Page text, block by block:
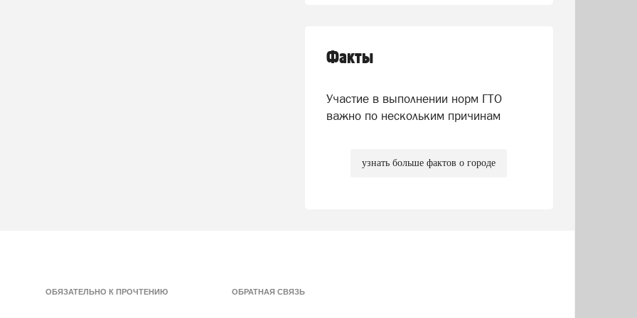
Факты
Участие в выполнении норм ГТО
важно по нескольким причинам
узнать больше фактов о городе
ОБЯЗАТЕЛЬНО К ПРОЧТЕНИЮ ОБРАТНАЯ СВЯЗЬ